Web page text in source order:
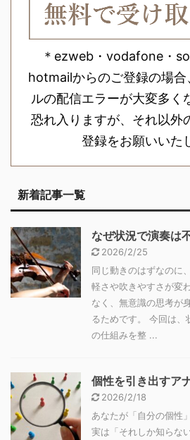
＊ezweb・vodafone・
hotmailからのご登録の場合
ルの配信エラーが大変多く
恐れ入りますが、それ以外
登録をお願いいた
新着記事一覧
なぜ状況で演奏は
2026/2/25
同じ動きのはずなのに
軽さや吹きやすさが変
なく、無意識の思考が
るためです。 今回は、
の仕組みを整 ...
個性を引き出すア
2026/2/18
あなたが「自分の個性
実は「それしか知らな